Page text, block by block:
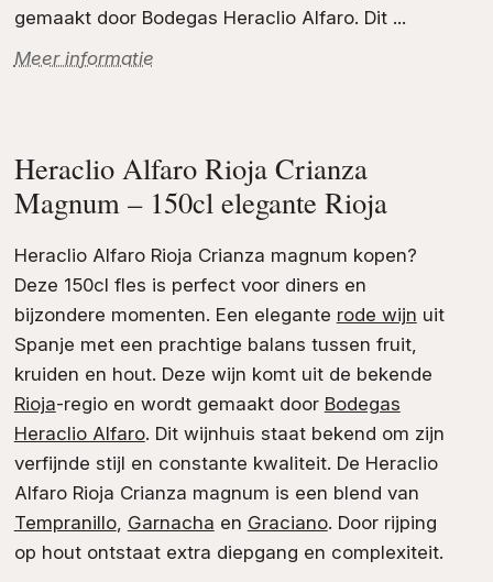
gemaakt door Bodegas Heraclio Alfaro. Dit ...
Meer informatie
Heraclio Alfaro Rioja Crianza
Magnum – 150cl elegante Rioja
Heraclio Alfaro Rioja Crianza magnum kopen?
Deze 150cl fles is perfect voor diners en
bijzondere momenten. Een elegante rode wijn uit
Spanje met een prachtige balans tussen fruit,
kruiden en hout. Deze wijn komt uit de bekende
Rioja-regio en wordt gemaakt door Bodegas
Heraclio Alfaro. Dit wijnhuis staat bekend om zijn
verfijnde stijl en constante kwaliteit. De Heraclio
Alfaro Rioja Crianza magnum is een blend van
Tempranillo, Garnacha en Graciano. Door rijping
op hout ontstaat extra diepgang en complexiteit.